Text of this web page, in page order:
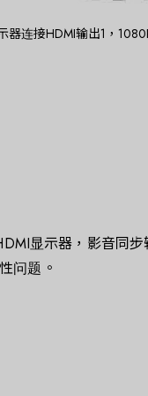
连接HDMI输出1，
显示器，影音同步
问题。